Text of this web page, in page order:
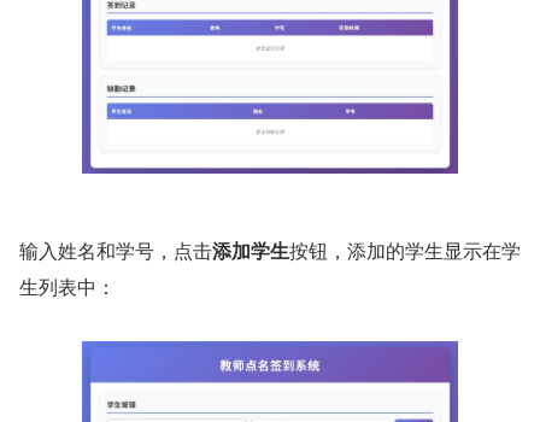
输入姓名和学号，点击添加学生按钮，添加的学生显示在学
生列表中：